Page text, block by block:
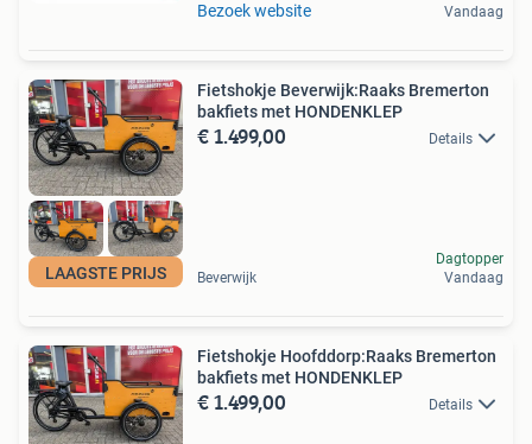
Bezoek website Vandaag
LAAGSTE PRIJS
Fietshokje Beverwijk:Raaks Bremerton
bakfiets met HONDENKLEP
€ 1.499,00 Details
Beverwijk
Dagtopper
Vandaag
Fietshokje Hoofddorp:Raaks Bremerton
bakfiets met HONDENKLEP
€ 1.499,00 Details